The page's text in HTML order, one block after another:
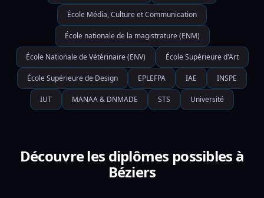
École Média, Culture et Communication
École nationale de la magistrature (ENM)
École Nationale de Vétérinaire (ENV) École Supérieure d'Art
École Supérieure de Design EPLEFPA IAE INSPE
IUT MANAA & DNMADE STS Université
Découvre les diplômes possibles à
Béziers